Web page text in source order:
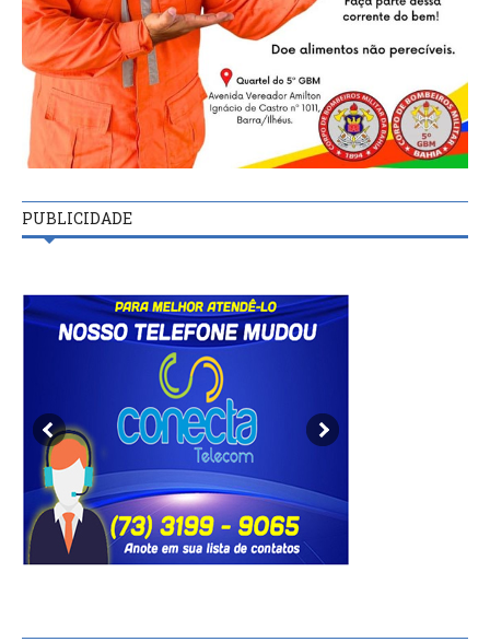
PUBLICIDADE